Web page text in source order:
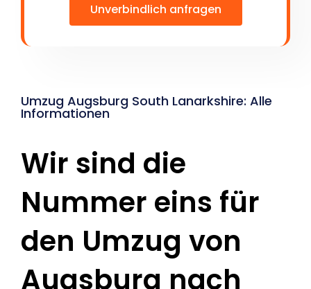
Unverbindlich anfragen
Umzug Augsburg South Lanarkshire: Alle
Informationen
Wir sind die
Nummer eins für
den Umzug von
Augsburg nach